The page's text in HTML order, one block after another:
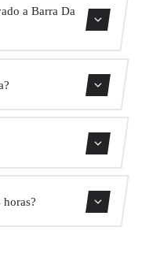
a Barra Da
obtener un precio
hora de recogida